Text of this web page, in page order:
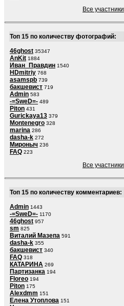
Все участники
Топ 15 по количеству фотографий:
46ghost 35347
AnKit 1884
Иван_Правдин 1540
HDmitriy 768
asamspb 739
бакшевист 719
Admin 583
-=SweD=- 489
Piton 431
Gurickaya13 379
Montenegro 328
marina 286
dasha-k 272
Мироныч 236
FAQ 223
Все участники
Топ 15 по количеству комментариев:
Admin 1443
-=SweD=- 1170
46ghost 957
sm 825
Виталий Мазепа 591
dasha-k 355
бакшевист 340
FAQ 318
КАТАРИНА 269
Партизанка 194
Floreo 194
Piton 175
Alexdmm 151
Елена Утоплова 151